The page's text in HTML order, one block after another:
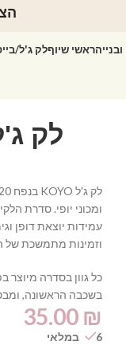
ראשי שיוףלק ג'ל/
ומכוני יופי. סדרת
עמידות יוצאת דופן
וזמינות מתמשכת של
כל גוון בסדרה
בשכבה הראשונה,
35.00 ₪
6 במלאי